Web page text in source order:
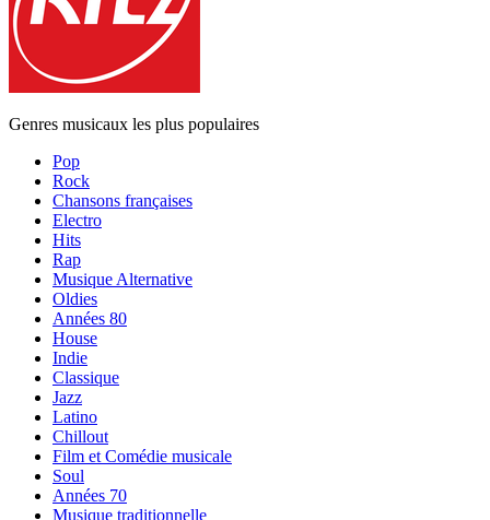
Genres musicaux les plus populaires
Pop
Rock
Chansons françaises
Electro
Hits
Rap
Musique Alternative
Oldies
Années 80
House
Indie
Classique
Jazz
Latino
Chillout
Film et Comédie musicale
Soul
Années 70
Musique traditionnelle